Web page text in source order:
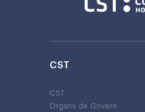
CST
CST
Òrgans de Govern